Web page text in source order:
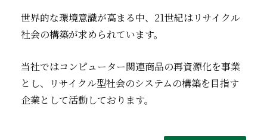
世界的な環境意識が高まる中、21世紀はリサイクル
社会の構築が求められています。
当社ではコンピューター関連商品の再資源化を事業
とし、リサイクル型社会のシステムの構築を目指す
企業として活動しております。